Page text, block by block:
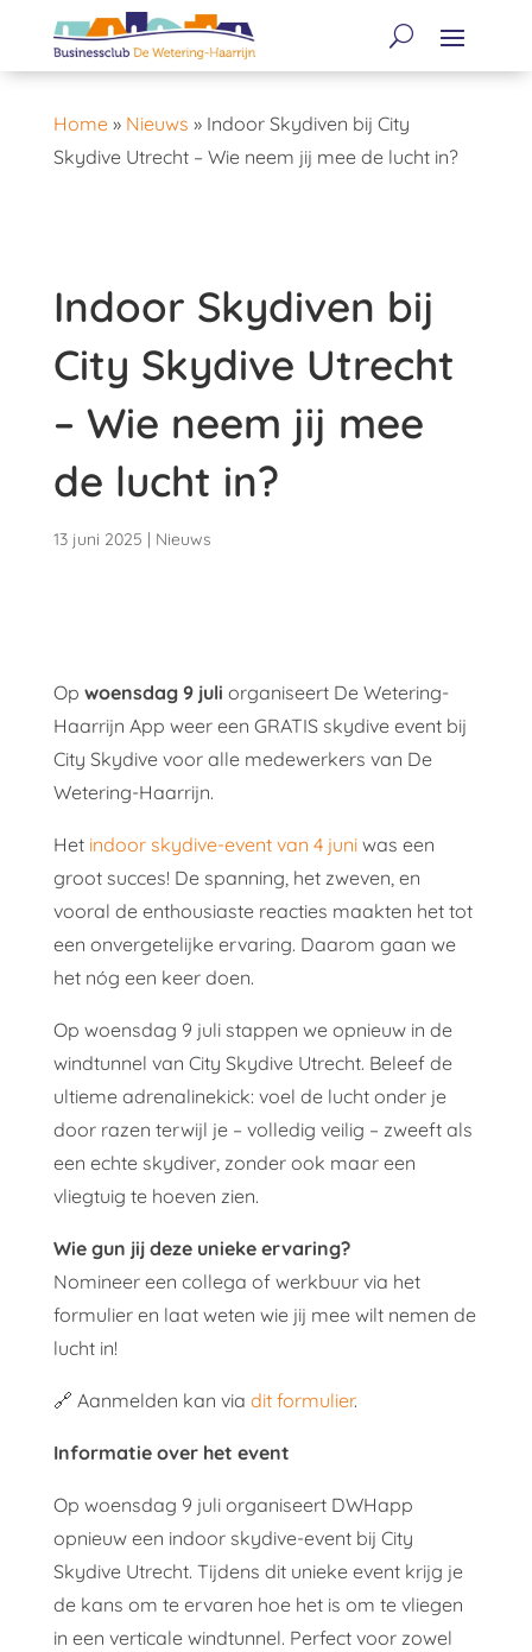
Home» Nieuws » Indoor Skydiven bij City
Skydive Utrecht – Wie neem jij mee de lucht in?
Indoor Skydiven bij
City Skydive Utrecht
– Wie neem jij mee
de lucht in?
13 juni 2025 Nieuws
Op woensdag 9 juli organiseert De Wetering-
Haarrijn App weer een GRATIS skydive event bij
City Skydive voor alle medewerkers van De
Wetering-Haarrijn.
Het indoor skydive-event van 4 juniwas een
groot succes! De spanning, het zweven, en
vooral de enthousiaste reacties maakten het tot
een onvergetelijke ervaring. Daarom gaan we
het nóg een keer doen.
Op woensdag 9 juli stappen we opnieuw in de
windtunnel van City Skydive Utrecht. Beleef de
ultieme adrenalinekick: voel de lucht onder je
door razen terwijl je – volledig veilig – zweeft als
een echte skydiver, zonder ook maar een
vliegtuig te hoeven zien.
Wie gun jij deze unieke ervaring?
Nomineer een collega of werkbuur via het
formulier en laat weten wie jij mee wilt nemen de
lucht in!
🔗 Aanmelden kan via dit formulier.
Informatie over het event
Op woensdag 9 juliorganiseert DWHapp
opnieuw een indoor skydive-event bij City
Skydive Utrecht. Tijdens dit unieke event krijg je
de kans om te ervaren hoe het is om te vliegen
in een verticale windtunnel. Perfect voor zowel